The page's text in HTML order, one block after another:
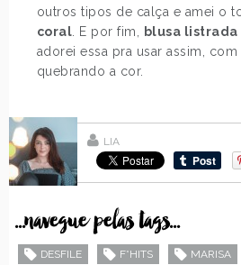
outros tipos de calça e amei o
coral . E por fim, blusa listrada
adorei essa pra usar assim, com
quebrando a cor.
LIA
...navegue pelas tags...
DESFILE F*HITS MARISA